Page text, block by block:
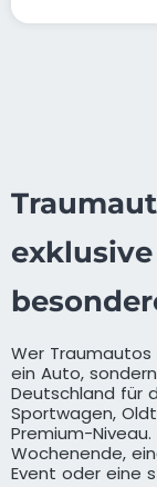
Wer
ein Auto,
Deutschland für
Sportwagen,
Premium-
Wochenende,
Event oder eine